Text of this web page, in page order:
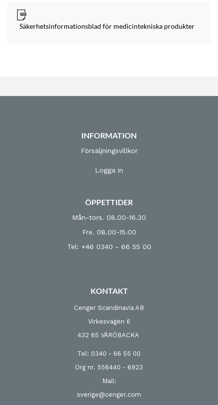
Säkerhetsinformationsblad för medicintekniska produkter
INFORMATION
Försäljningsvillkor
Logga in
ÖPPETTIDER
Mån-tors. 08.00-16.30
Fre. 08.00-15.00
Tel: +46 0340 - 66 55 00
KONTAKT
Cenger Scandinavia AB
Virkesvägen 6
432 65 VÄRÖBACKA
Tel: 0340 - 66 55 00
Org nr. 556440 - 6923
Mail:
sverige@cenger.com